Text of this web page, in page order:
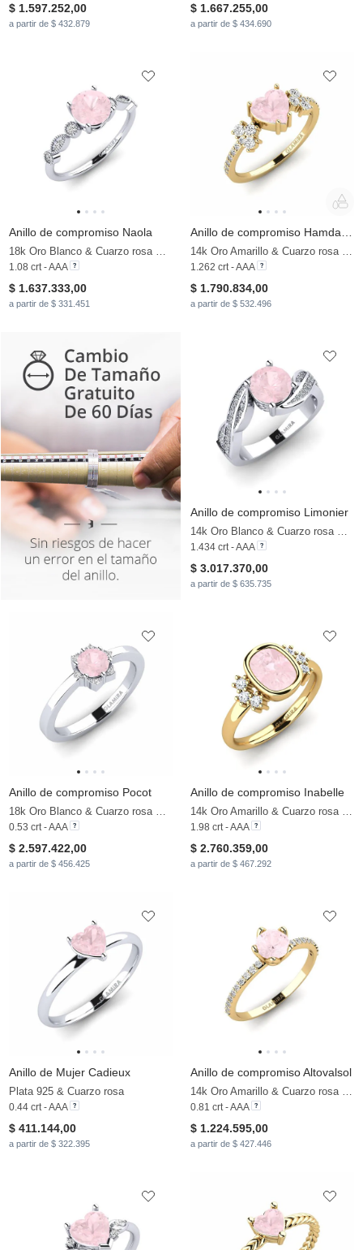
$ 1.597.252,00
a partir de $ 432.879
$ 1.667.255,00
a partir de $ 434.690
Anillo de compromiso Naola
1.08 crt - AAA
$ 1.637.333,00
a partir de $ 331.451
1.262 crt - AAA
$ 1.790.834,00
a partir de $ 532.496
Anillo de compromiso Limonier
1.434 crt - AAA
$ 3.017.370,00
a partir de $ 635.735
Anillo de compromiso Pocot
0.53 crt - AAA
$ 2.597.422,00
a partir de $ 456.425
Anillo de compromiso Inabelle
1.98 crt - AAA
$ 2.760.359,00
a partir de $ 467.292
Anillo de Mujer Cadieux
Plata 925 & Cuarzo rosa
0.44 crt - AAA
$ 411.144,00
a partir de $ 322.395
Anillo de compromiso Altovalsol
0.81 crt - AAA
$ 1.224.595,00
a partir de $ 427.446